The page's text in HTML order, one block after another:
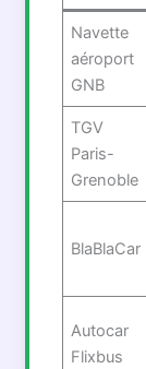
Navette
aéroport
GNB
TGV
Paris-
Grenoble
BlaBlaCar
Autocar
Flixbus